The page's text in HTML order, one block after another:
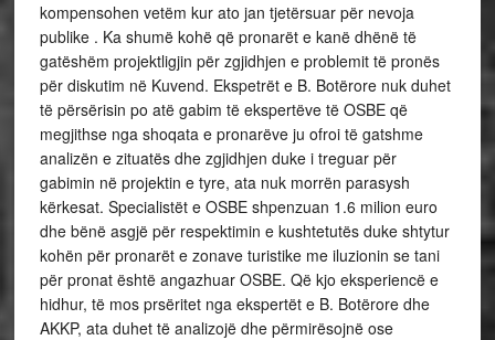
kompensohen vetëm kur ato jan tjetërsuar për nevoja
publike . Ka shumë kohë që pronarët e kanë dhënë të
gatëshëm projektligjin për zgjidhjen e problemit të pronës
për diskutim në Kuvend. Ekspetrët e B. Botërore nuk duhet
të përsërisin po atë gabim të ekspertëve të OSBE që
megjithse nga shoqata e pronarëve ju ofroi të gatshme
analizën e zituatës dhe zgjidhjen duke i treguar për
gabimin në projektin e tyre, ata nuk morrën parasysh
kërkesat. Specialistët e OSBE shpenzuan 1.6 milion euro
dhe bënë asgjë për respektimin e kushtetutës duke shtytur
kohën për pronarët e zonave turistike me iluzionin se tani
për pronat është angazhuar OSBE. Që kjo eksperiencë e
hidhur, të mos prsëritet nga ekspertët e B. Botërore dhe
AKKP, ata duhet të analizojë dhe përmirësojnë ose